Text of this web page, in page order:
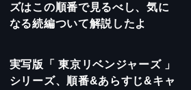
ズはこの順番で見るべし、気に
なる続編ついて解説したよ
実写版「 東京リベンジャーズ 」
シリーズ、順番&あらすじ&キャ